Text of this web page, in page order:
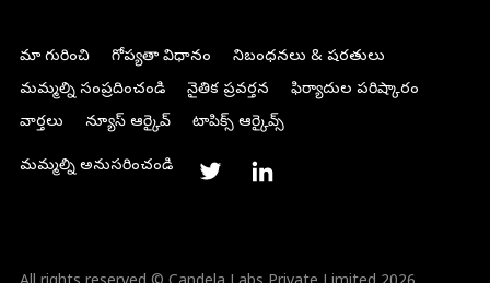
మా గురించి గోప్యతా విధానం
నిబంధనలు & షరతులు
మమ్మల్ని సంప్రదించండి
నైతిక ప్రవర్తన
ఫిర్యాదుల పరిష్కారం
వార్తలు
న్యూస్ ఆర్కైవ్ టాపిక్స్ ఆర్కైవ్స్
మమ్మల్ని అనుసరించండి